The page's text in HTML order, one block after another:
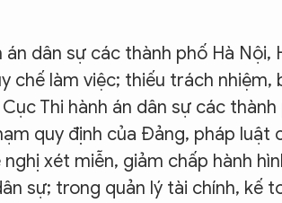
án dân sự các thành phố Hà Nội,
chế làm việc; thiếu trách nhiệm,
Thi hành án dân sự các
quy định của Đảng, pháp luật
xét miễn, giảm chấp hành
sự; trong quản lý tài chính,